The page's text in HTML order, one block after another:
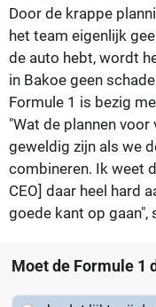
Door de krappe
het team eigenlijk
de auto hebt, wordt
in Bakoe geen
Formule 1 is bezig
"Wat de plannen
geweldig zijn als we
combineren. Ik weet
CEO] daar heel hard
goede kant op gaan",
Moet de Formule 1